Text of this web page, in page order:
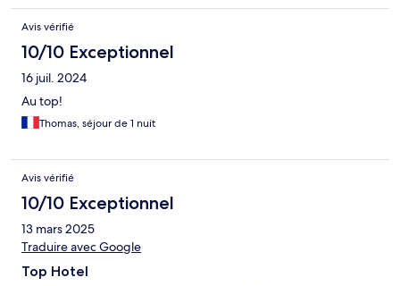
Avis vérifié
10/10 Exceptionnel
16 juil. 2024
Au top!
Thomas, séjour de 1 nuit
Avis vérifié
10/10 Exceptionnel
13 mars 2025
Traduire avec Google
Top Hotel